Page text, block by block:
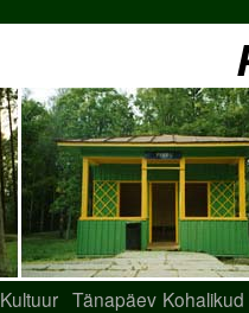
Kultuur Tänapäev Kohalikud